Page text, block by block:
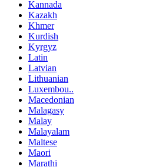
Kannada
Kazakh
Khmer
Kurdish
Kyrgyz
Latin
Latvian
Lithuanian
Luxembou..
Macedonian
Malagasy
Malay
Malayalam
Maltese
Maori
Marathi